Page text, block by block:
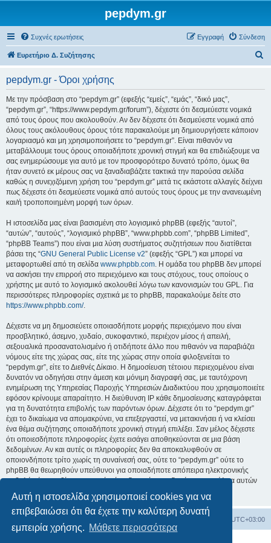
Αυτή η ιστοσελίδα χρησιμοποιεί cookies για να
επιβεβαιώσει ότι θα έχετε την καλύτερη δυνατή
εμπειρία χρήσης. Μάθετε περισσότερα
pepdym.gr
Συχνές ερωτήσεις Σύνδεση
Εγγραφή
Ευρετήριο Δ. Συζήτησης
pepdym.gr - Όροι χρήσης
Με την πρόσβαση στο “pepdym.gr” (εφεξής “εμείς”, “εμάς”, “δικό μας”,
“pepdym.gr”, “https://www.pepdym.gr/forum”), δέχεστε ότι δεσμεύεστε νομικά
από τους όρους που ακολουθούν. Αν δεν δέχεστε ότι δεσμεύεστε νομικά από
όλους τους ακόλουθους όρους τότε παρακαλούμε μη δημιουργήσετε κάποιον
λογαριασμό και μη χρησιμοποιήσετε το “pepdym.gr”. Είναι πιθανόν να
μεταβάλλουμε τους όρους οποιαδήποτε χρονική στιγμή και θα επιδιώξουμε να
σας ενημερώσουμε για αυτό με τον προσφορότερο δυνατό τρόπο, όμως θα
ήταν συνετό εκ μέρους σας να ξαναδιαβάζετε τακτικά την παρούσα σελίδα
καθώς η συνεχιζόμενη χρήση του “pepdym.gr” μετά τις εκάστοτε αλλαγές δείχνει
πως δέχεστε ότι δεσμεύεστε νομικά από αυτούς τους όρους με την ανανεωμένη
και/ή τροποποιημένη μορφή των όρων.
Η ιστοσελίδα μας είναι βασισμένη στο λογισμικό phpBB (εφεξής “αυτοί”,
“αυτών”, “αυτούς”, “λογισμικό phpBB”, “www.phpbb.com”, “phpBB Limited”,
“phpBB Teams”) που είναι μια λύση συστήματος συζητήσεων που διατίθεται
βάσει της “GNU General Public License v2” (εφεξής “GPL”) και μπορεί να
μεταφορτωθεί από τη σελίδα www.phpbb.com. Η ομάδα του phpBB δεν μπορεί
να ασκήσει την επιρροή στο περιεχόμενο και τους στόχους, τους οποίους ο
χρήστης με αυτό το λογισμικό ακολουθεί λόγω των κανονισμών του GPL. Για
περισσότερες πληροφορίες σχετικά με το phpBB, παρακαλούμε δείτε στο
https://www.phpbb.com/.
Δέχεστε να μη δημοσιεύετε οποιασδήποτε μορφής περιεχόμενο που είναι
προσβλητικό, άσεμνο, χυδαίο, συκοφαντικό, περιέχον μίσος ή απειλή,
σεξουαλικά προσανατολισμένο ή οτιδήποτε άλλο που πιθανόν να παραβιάζει
νόμους είτε της χώρας σας, είτε της χώρας στην οποία φιλοξενείται το
“pepdym.gr”, είτε το Διεθνές Δίκαιο. Η δημοσίευση τέτοιου περιεχομένου είναι
δυνατόν να οδηγήσει στην άμεση και μόνιμη διαγραφή σας, με ταυτόχρονη
ενημέρωση της Υπηρεσίας Παροχής Υπηρεσιών Διαδικτύου που χρησιμοποιείτε
εφόσον κρίνουμε απαραίτητο. Η διεύθυνση IP κάθε δημοσίευσης καταγράφεται
για τη δυνατότητα επιβολής των παρόντων όρων. Δέχεστε ότι το “pepdym.gr”
έχει το δικαίωμα να απομακρύνει, να επεξεργαστεί, να μετακινήσει ή να κλείσει
ένα θέμα συζήτησης οποιαδήποτε χρονική στιγμή επιλέξει. Σαν μέλος δέχεστε
ότι οποιεσδήποτε πληροφορίες έχετε εισάγει αποθηκεύονται σε μια βάση
δεδομένων. Αν και αυτές οι πληροφορίες δεν θα αποκαλυφθούν σε
οποιονδήποτε τρίτο χωρίς τη συναίνεσή σας, ούτε το “pepdym.gr” ούτε το
phpBB θα θεωρηθούν υπεύθυνοι για οποιαδήποτε απόπειρα ηλεκτρονικής
εισβολής ή παραβίασης η οποία είναι δυνατόν να οδηγήσει σε απώλεια αυτών
των δεδομένων.
UTC+03:00